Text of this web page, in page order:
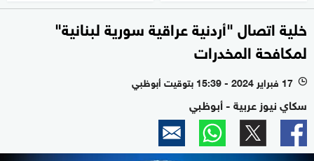
خلية اتصال "أردنية عراقية سورية لبنانية"
لمكافحة المخدرات
l 17 فبراير 2024 - 15:39 بتوقيت أبوظبي
سكاي نيوز عربية - أبوظبي